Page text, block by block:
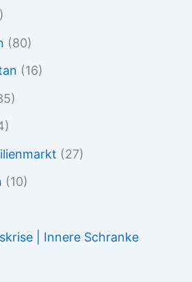
(80)
(16)
(27)
(10)
| Innere Schranke